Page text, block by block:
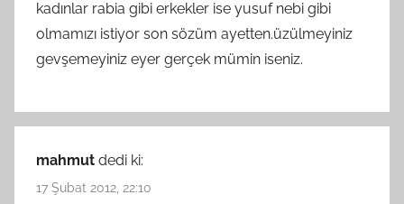
kadınlar rabia gibi erkekler ise yusuf nebi gibi
olmamızı istiyor son sözüm ayetten.üzülmeyiniz
gevşemeyiniz eyer gerçek mümin iseniz.
mahmut dedi ki:
17 Şubat 2012, 22:10